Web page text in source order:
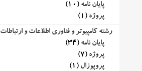
پایان نامه (10)
پروژه (1)
رشته کامپیوتر و فناوری اطلاعات و ارتباطات
پایان نامه (34)
پروژه (7)
پروپوزال (1)